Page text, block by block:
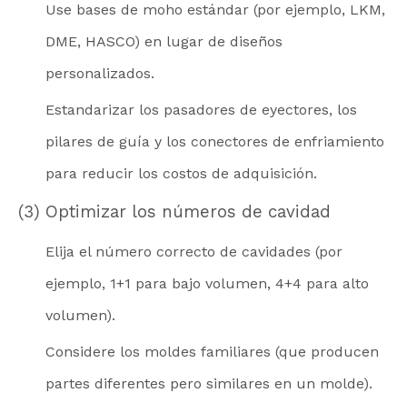
Use bases de moho estándar (por ejemplo, LKM,
DME, HASCO) en lugar de diseños
personalizados.
Estandarizar los pasadores de eyectores, los
pilares de guía y los conectores de enfriamiento
para reducir los costos de adquisición.
(3) Optimizar los números de cavidad
Elija el número correcto de cavidades (por
ejemplo, 1+1 para bajo volumen, 4+4 para alto
volumen).
Considere los moldes familiares (que producen
partes diferentes pero similares en un molde).